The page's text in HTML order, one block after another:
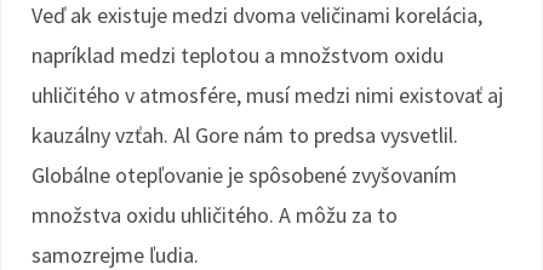
Veď ak existuje medzi dvoma veličinami korelácia,
napríklad medzi teplotou a množstvom oxidu
uhličitého v atmosfére, musí medzi nimi existovať aj
kauzálny vzťah. Al Gore nám to predsa vysvetlil.
Globálne otepľovanie je spôsobené zvyšovaním
množstva oxidu uhličitého. A môžu za to
samozrejme ľudia.